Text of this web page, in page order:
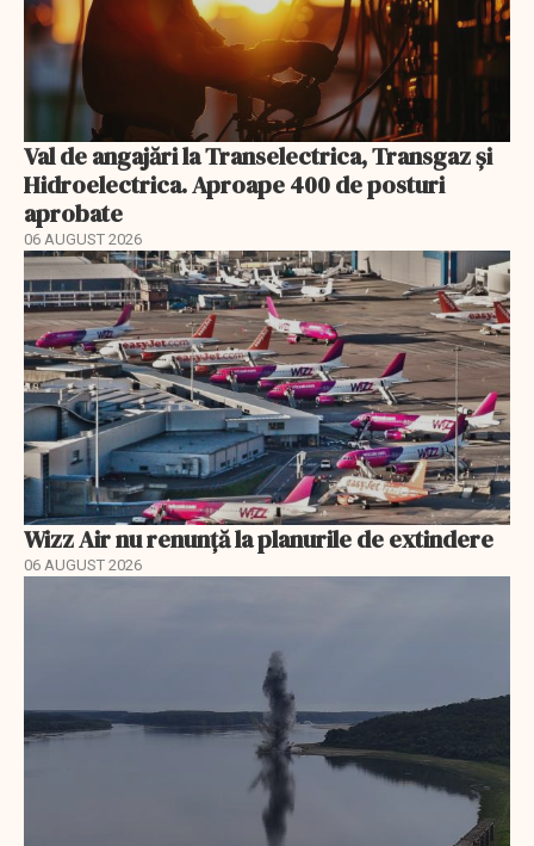
Val de angajări la Transelectrica, Transgaz și
Hidroelectrica. Aproape 400 de posturi
aprobate
06 AUGUST 2026
Wizz Air nu renunță la planurile de extindere
06 AUGUST 2026